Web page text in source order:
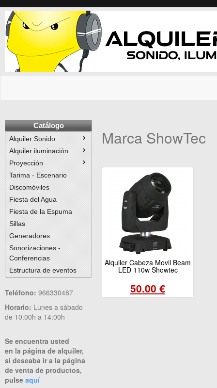
Catálogo
Alquiler Sonido
Alquiler iluminación
Proyección
Tarima - Escenario
Discomóviles
Fiesta del Agua
Fiesta de la Espuma
Sillas
Generadores
Sonorizaciones -
Conferencias
Estructura de eventos
Teléfono: 966330487
Horario: Lunes a sábado
de 10:00h a 14:00h
Se encuentra usted
en la página de alquiler,
si deseaba ir a la página
de venta de productos,
pulse aquí
Marca ShowTec
Alquiler Cabeza Movil Beam
LED 110w Showtec
50.00 €